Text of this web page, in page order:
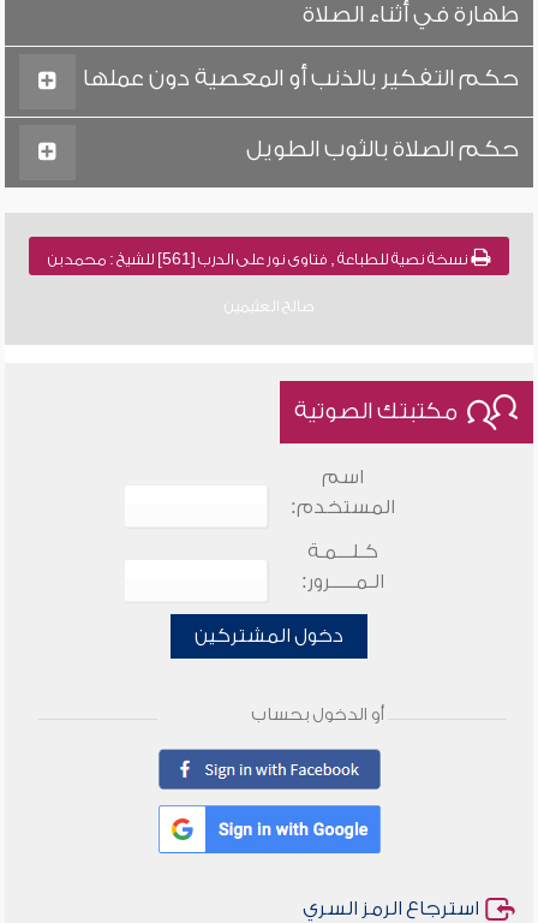
طهارة في أثناء الصلاة
حكم التفكير بالذنب أو المعصية دون عملها
حكم الصلاة بالثوب الطويل
نسخة نصية للطباعة , فتاوى نور على الدرب [561] للشيخ : محمد بن
صالح العثيمين
مكتبتك الصوتية
اسم
المستخدم:
كـلـــمـة
الـمـــــرور:
دخول المشتركين
أو الدخول بحساب
استرجاع الرمز السري